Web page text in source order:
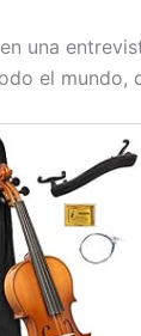
una
el mundo,